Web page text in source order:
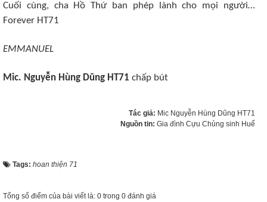
Cuối cùng, cha Hồ Thứ ban phép lành cho mọi người…
Forever HT71
EMMANUEL
Mic. Nguyễn Hùng Dũng HT71 chấp bút
Tác giả: Mic Nguyễn Hùng Dũng HT71
Nguồn tin: Gia đình Cựu Chủng sinh Huế
Tags: hoan thiện 71
Tổng số điểm của bài viết là: 0 trong 0 đánh giá